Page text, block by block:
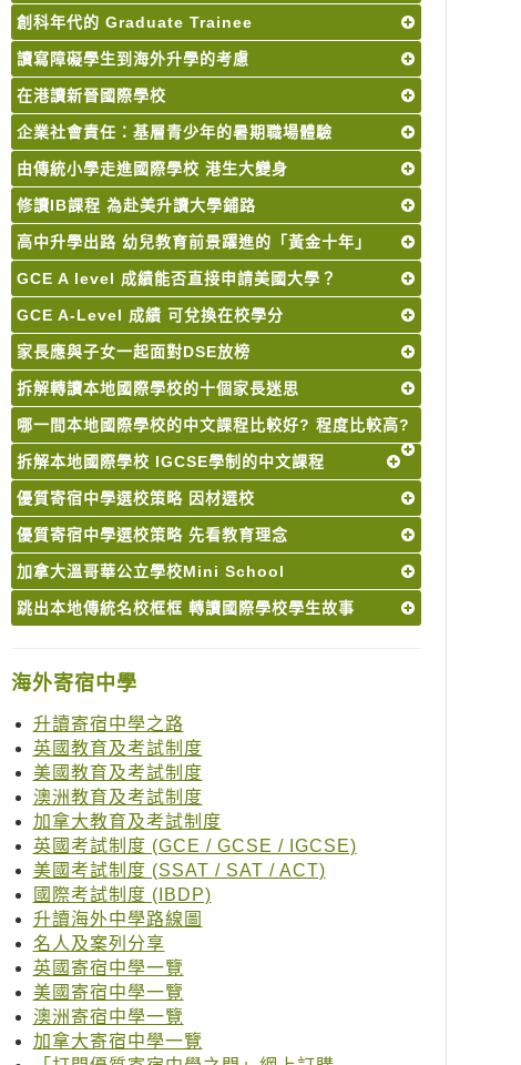
創科年代的 Graduate Trainee
讀寫障礙學生到海外升學的考慮
在港讀新晉國際學校
企業社會責任：基層青少年的暑期職場體驗
由傳統小學走進國際學校 港生大變身
修讀IB課程 為赴美升讀大學鋪路
高中升學出路 幼兒教育前景躍進的「黃金十年」
GCE A level 成績能否直接申請美國大學？
GCE A-Level 成績 可兌換在校學分
家長應與子女一起面對DSE放榜
拆解轉讀本地國際學校的十個家長迷思
哪一間本地國際學校的中文課程比較好? 程度比較高?
拆解本地國際學校 IGCSE學制的中文課程
優質寄宿中學選校策略 因材選校
優質寄宿中學選校策略 先看教育理念
加拿大溫哥華公立學校Mini School
跳出本地傳統名校框框 轉讀國際學校學生故事
海外寄宿中學
升讀寄宿中學之路
英國教育及考試制度
美國教育及考試制度
澳洲教育及考試制度
加拿大教育及考試制度
英國考試制度 (GCE / GCSE / IGCSE)
美國考試制度 (SSAT / SAT / ACT)
國際考試制度 (IBDP)
升讀海外中學路線圖
名人及案列分享
英國寄宿中學一覽
美國寄宿中學一覽
澳洲寄宿中學一覽
加拿大寄宿中學一覽